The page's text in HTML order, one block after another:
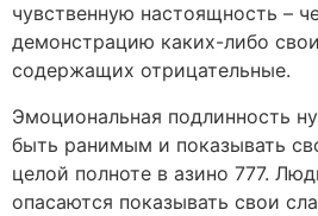
чувственную настоящность –
демонстрацию каких-либо
содержащих отрицательные.
Эмоциональная подлинность
быть ранимым и показывать
целой полноте в азино 777.
опасаются показывать свои